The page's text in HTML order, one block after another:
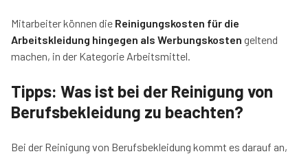
Mitarbeiter können die Reinigungskosten für die
Arbeitskleidung hingegen als Werbungskosten geltend
machen, in der Kategorie Arbeitsmittel.
Tipps: Was ist bei der Reinigung von
Berufsbekleidung zu beachten?
Bei der Reinigung von Berufsbekleidung kommt es darauf an,